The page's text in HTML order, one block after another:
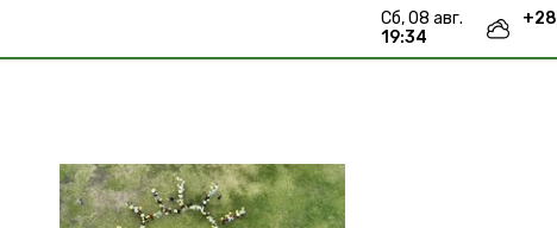
сб, 08 авг.
19:34
+28